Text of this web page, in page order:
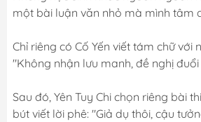
một bài luận văn nhỏ mà mình tâm
Chỉ riêng có Cố Yến viết tám chữ với
"Không nhận lưu manh, đề nghị đuổi
Sau đó, Yên Tuy Chi chọn riêng bài
bút viết lời phê: "Giả dụ thôi, cậu